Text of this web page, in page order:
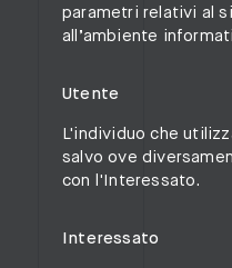
parametri relativi al
all’ambiente
Utente
L'individuo che
salvo ove
con l'Interessato.
Interessato